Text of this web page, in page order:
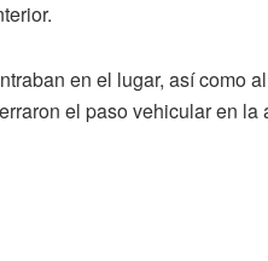
en el lugar, así como
el paso vehicular en la